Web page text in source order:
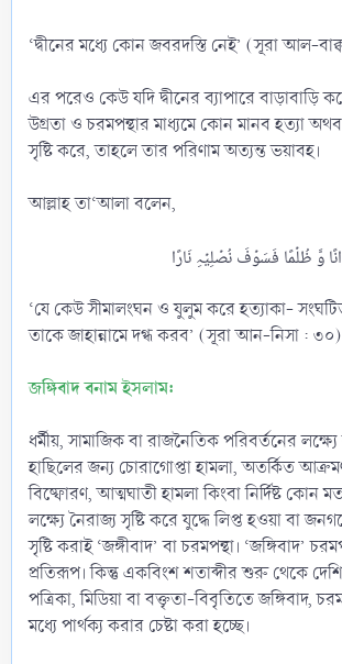
‘দ্বীনের মধ্যে কোন জবরদস্তি নেই’ (সূরা আল-
এর পরেও কেউ যদি দ্বীনের ব্যাপারে বাড়াবাড়ি
উগ্রতা ও চরমপন্থার মাধ্যমে কোন মানব হত্যা
সৃষ্টি করে, তাহলে তার পরিণাম অত্যন্ত ভয়াবহ।
আল্লাহ তা‘আলা বলেন,
‘যে কেউ সীমালংঘন ও যুলুম করে হত্যাকা-
তাকে জাহান্নামে দগ্ধ করব’ (সূরা আন-নিসা :
জঙ্গিবাদ বনাম ইসলাম:
ধর্মীয়, সামাজিক বা রাজনৈতিক পরিবর্তনের লক্ষ্যে
হাছিলের জন্য চোরাগোপ্তা হামলা, অতর্কিত
বিষ্ফোরণ, আত্মঘাতী হামলা কিংবা নির্দিষ্ট কোন
লক্ষ্যে নৈরাজ্য সৃষ্টি করে যুদ্ধে লিপ্ত হওয়া বা
সৃষ্টি করাই ‘জঙ্গীবাদ’ বা চরমপন্থা। ‘জঙ্গিবাদ’
প্রতিরূপ। কিন্তু একবিংশ শতাব্দীর শুরু থেকে
পত্রিকা, মিডিয়া বা বক্তৃতা-বিবৃতিতে জঙ্গিবাদ,
মধ্যে পার্থক্য করার চেষ্টা করা হচ্ছে।